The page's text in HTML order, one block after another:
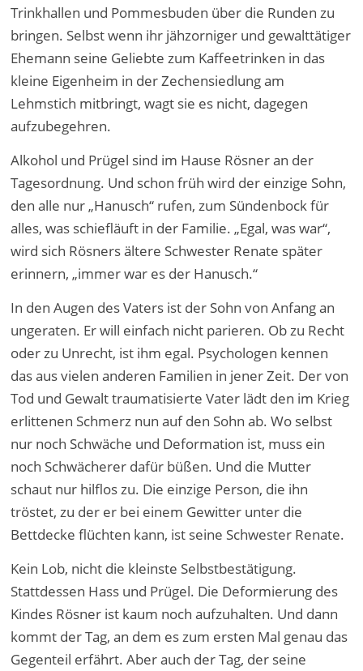
Trinkhallen und Pommesbuden über die Runden zu
bringen. Selbst wenn ihr jähzorniger und gewalttätiger
Ehemann seine Geliebte zum Kaffeetrinken in das
kleine Eigenheim in der Zechensiedlung am
Lehmstich mitbringt, wagt sie es nicht, dagegen
aufzubegehren.
Alkohol und Prügel sind im Hause Rösner an der
Tagesordnung. Und schon früh wird der einzige Sohn,
den alle nur „Hanusch“ rufen, zum Sündenbock für
alles, was schiefläuft in der Familie. „Egal, was war“,
wird sich Rösners ältere Schwester Renate später
erinnern, „immer war es der Hanusch.“
In den Augen des Vaters ist der Sohn von Anfang an
ungeraten. Er will einfach nicht parieren. Ob zu Recht
oder zu Unrecht, ist ihm egal. Psychologen kennen
das aus vielen anderen Familien in jener Zeit. Der von
Tod und Gewalt traumatisierte Vater lädt den im Krieg
erlittenen Schmerz nun auf den Sohn ab. Wo selbst
nur noch Schwäche und Deformation ist, muss ein
noch Schwächerer dafür büßen. Und die Mutter
schaut nur hilflos zu. Die einzige Person, die ihn
tröstet, zu der er bei einem Gewitter unter die
Bettdecke flüchten kann, ist seine Schwester Renate.
Kein Lob, nicht die kleinste Selbstbestätigung.
Stattdessen Hass und Prügel. Die Deformierung des
Kindes Rösner ist kaum noch aufzuhalten. Und dann
kommt der Tag, an dem es zum ersten Mal genau das
Gegenteil erfährt. Aber auch der Tag, der seine